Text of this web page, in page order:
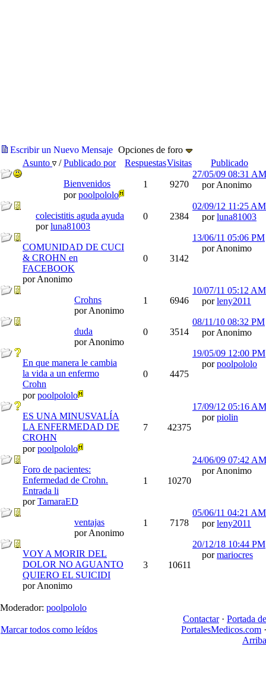
Escribir un Nuevo Mensaje Opciones de foro
Asunto
/Publicado por RespuestasVisitas Publicado
Bienvenidos
porpoolpololo
1 9270
27/05/09 08:31 AM
por Anonimo
colecistitis aguda ayuda
porluna81003
0 2384
02/09/12 11:25 AM
porluna81003
COMUNIDAD DE CUCI
& CROHN en
FACEBOOK
por Anonimo
0 3142
13/06/11 05:06 PM
por Anonimo
Crohns
por Anonimo
1 6946
10/07/11 05:12 AM
porleny2011
duda
por Anonimo
0 3514
08/11/10 08:32 PM
por Anonimo
En que manera le cambia
la vida a un enfermo
Crohn
porpoolpololo
0 4475
19/05/09 12:00 PM
porpoolpololo
ES UNA MINUSVALÍA
LA ENFERMEDAD DE
CROHN
porpoolpololo
7 42375
17/09/12 05:16 AM
porpiolin
Foro de pacientes:
Enfermedad de Crohn.
Entrada li
porTamaraED
1 10270
24/06/09 07:42 AM
por Anonimo
ventajas
por Anonimo
1 7178
05/06/11 04:21 AM
porleny2011
VOY A MORIR DEL
DOLOR NO AGUANTO
QUIERO EL SUICIDI
por Anonimo
3 10611
20/12/18 10:44 PM
pormariocres
Moderador: poolpololo
Marcar todos como leídos
Contactar· Portada de
PortalesMedicos.com ·
Arriba